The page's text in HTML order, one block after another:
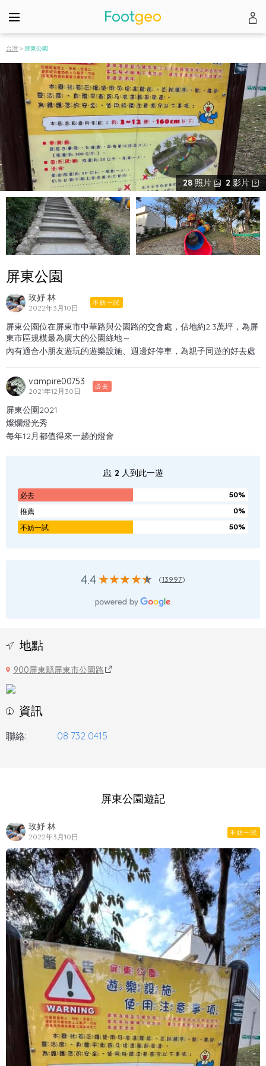
台灣 > 屏東公園
28 照片 2影片
屏東公園
玫妤 林
2022年3月10日
不妨一試
屏東公園位在屏東市中華路與公園路的交會處，佔地約2.3萬坪，為屏
東市區規模最為廣大的公園綠地～
內有適合小朋友遊玩的遊樂設施、週邊好停車，為親子同遊的好去處
vampire00753
2021年12月30日
必去
屏東公園2021
燦爛燈光秀
每年12月都值得來一趟的燈會
2 人到此一遊
必去
50%
推薦
0%
不妨一試
50%
4.4 (13997)
地點
900屏東縣屏東市公園路
資訊
聯絡: 08 732 0415
屏東公園遊記
玫妤 林
2022年3月10日 不妨一試